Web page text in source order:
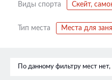
Виды спорта Скейт,
Тип места
По данному фильтру мест